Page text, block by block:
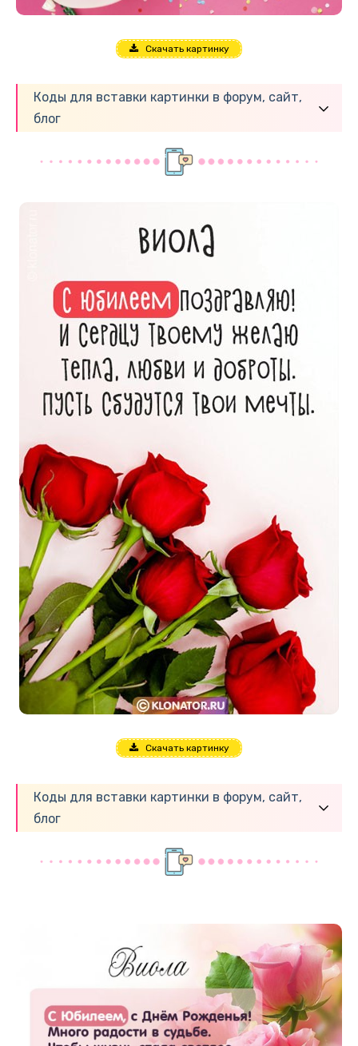
Скачать картинку
Коды для вставки картинки в форум, сайт,
блог
Скачать картинку
Коды для вставки картинки в форум, сайт,
блог